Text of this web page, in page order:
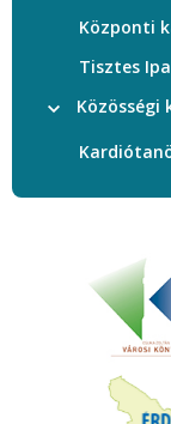
Központi
Tisztes
Közösségi